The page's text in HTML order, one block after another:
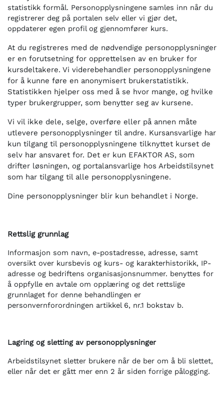
statistikk formål. Personopplysningene samles inn når du
registrerer deg på portalen selv eller vi gjør det,
oppdaterer egen profil og gjennomfører kurs.
At du registreres med de nødvendige personopplysninger
er en forutsetning for opprettelsen av en bruker for
kursdeltakere. Vi viderebehandler personopplysningene
for å kunne føre en anonymisert brukerstatistikk.
Statistikken hjelper oss med å se hvor mange, og hvilke
typer brukergrupper, som benytter seg av kursene.
Vi vil ikke dele, selge, overføre eller på annen måte
utlevere personopplysninger til andre. Kursansvarlige har
kun tilgang til personopplysningene tilknyttet kurset de
selv har ansvaret for. Det er kun EFAKTOR AS, som
drifter løsningen, og portalansvarlige hos Arbeidstilsynet
som har tilgang til alle personopplysningene.
Dine personopplysninger blir kun behandlet i Norge.
Rettslig grunnlag
Informasjon som navn, e-postadresse, adresse, samt
oversikt over kursbevis og kurs- og karakterhistorikk, IP-
adresse og bedriftens organisasjonsnummer. benyttes for
å oppfylle en avtale om opplæring og det rettslige
grunnlaget for denne behandlingen er
personvernforordningen artikkel 6, nr.1 bokstav b.
Lagring og sletting av personopplysninger
Arbeidstilsynet sletter brukere når de ber om å bli slettet,
eller når det er gått mer enn 2 år siden forrige pålogging.